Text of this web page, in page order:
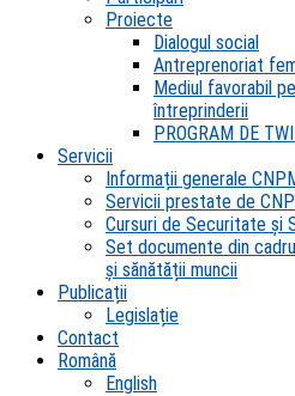
Proiecte
Dialogul social
Antreprenoriat
Mediul favorabil
întreprinderii
PROGRAM DE
Servicii
Informații generale
Servicii prestate de
Cursuri de Securitate și
Set documente din
și sănătății muncii
Publicații
Legislație
Contact
Română
English